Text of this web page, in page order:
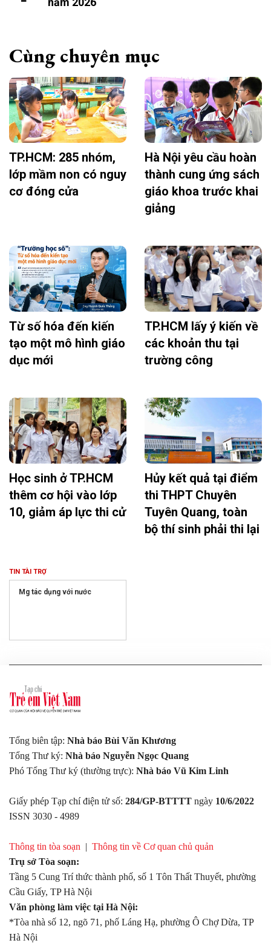
Cùng chuyên mục
TP.HCM: 285 nhóm,
lớp mầm non có nguy
cơ đóng cửa
Hà Nội yêu cầu hoàn
thành cung ứng sách
giáo khoa trước khai
giảng
Từ số hóa đến kiến
tạo một mô hình giáo
dục mới
TP.HCM lấy ý kiến về
các khoản thu tại
trường công
Học sinh ở TP.HCM
thêm cơ hội vào lớp
10, giảm áp lực thi cử
Hủy kết quả tại điểm
thi THPT Chuyên
Tuyên Quang, toàn
bộ thí sinh phải thi lại
TIN TÀI TRỢ
Mg tác dụng với nước
Tổng biên tập: Nhà báo Bùi Văn Khương
Tổng Thư ký: Nhà báo Nguyễn Ngọc Quang
Phó Tổng Thư ký (thường trực): Nhà báo Vũ Kim Linh
Giấy phép Tạp chí điện tử số: 284/GP-BTTTT ngày 10/6/2022
ISSN 3030 - 4989
Thông tin tòa soạn | Thông tin về Cơ quan chủ quản
Trụ sở Tòa soạn:
Tầng 5 Cung Trí thức thành phố, số 1 Tôn Thất Thuyết, phường
Cầu Giấy, TP Hà Nội
Văn phòng làm việc tại Hà Nội:
*Tòa nhà số 12, ngõ 71, phố Láng Hạ, phường Ô Chợ Dừa, TP
Hà Nội